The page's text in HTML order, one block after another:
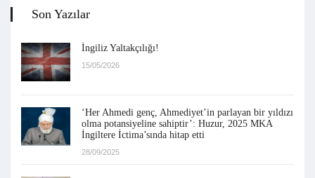
Son Yazılar
İngiliz Yaltakçılığı!
15/05/2026
‘Her Ahmedi genç, Ahmediyet’in parlayan bir yıldızı
olma potansiyeline sahiptir’: Huzur, 2025 MKA
İngiltere İctima’sında hitap etti
28/09/2025